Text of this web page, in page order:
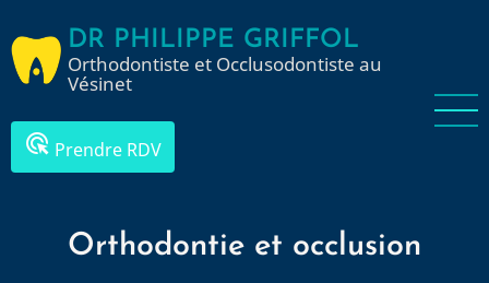
au
contenu
principal
DR PHILIPPE GRIFFOL
Orthodontiste et Occlusodontiste au
Vésinet
ads_click Prendre RDV
Orthodontie et occlusion